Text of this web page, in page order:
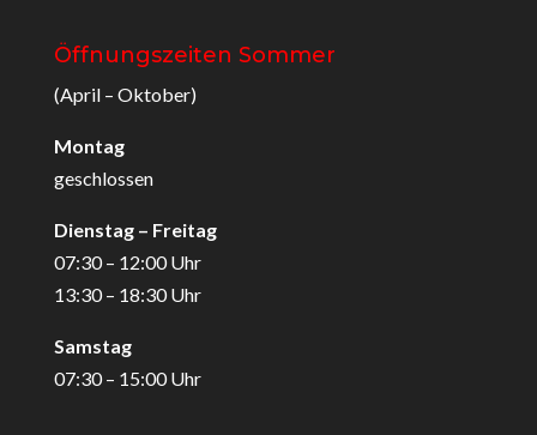
Öffnungszeiten Sommer
(April – Oktober)
Montag
geschlossen
Dienstag – Freitag
07:30 – 12:00 Uhr
13:30 – 18:30 Uhr
Samstag
07:30 – 15:00 Uhr